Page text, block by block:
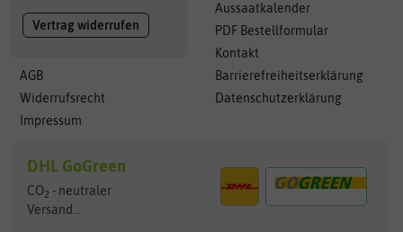
Vertrag widerrufen
AGB
Widerrufsrecht
Impressum
Aussaatkalender
PDF Bestellformular
Kontakt
Barrierefreiheitserklärung
Datenschutzerklärung
DHL GoGreen
CO2 - neutraler
Versand...